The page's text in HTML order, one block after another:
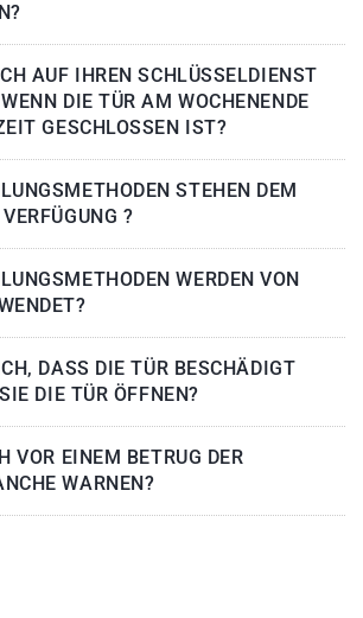
AUF IHREN SCHLÜSSELDIENST
DIE TÜR AM WOCHENENDE
GESCHLOSSEN IST?
STEHEN DEM
?
WERDEN VON
DASS DIE TÜR BESCHÄDIGT
DIE TÜR ÖFFNEN?
VOR EINEM BETRUG DER
WARNEN?